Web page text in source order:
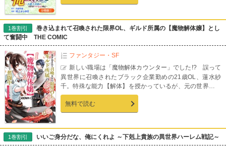
よ！」 これはゲームの異世界にて、空気を読まずに覇道を
1巻割引
巻き込まれて召喚された限界OL、ギルド所属の【魔物解体嬢】とし
て奮闘中 THE COMIC
ファンタジー・SF
新しい職場は「魔物解体カウンター」でした!? 誤って
異世界に召喚されたブラック企業勤めの21歳OL、蓮水紗
千。特殊な能力【解体】を授かっているが、元の世界には
戻れないと告げられる。「悲観したって仕方ない！」と生
きていくために仕事を紹介してもらったものの、そこは冒
険者ギルドの魔物解体カウンターで!?えっ私の【解体】っ
カラーページを完全収録！】
無料で読む
1巻割引 いいご身分だな、俺にくれよ ～下剋上貴族の異世界ハーレム戦記～